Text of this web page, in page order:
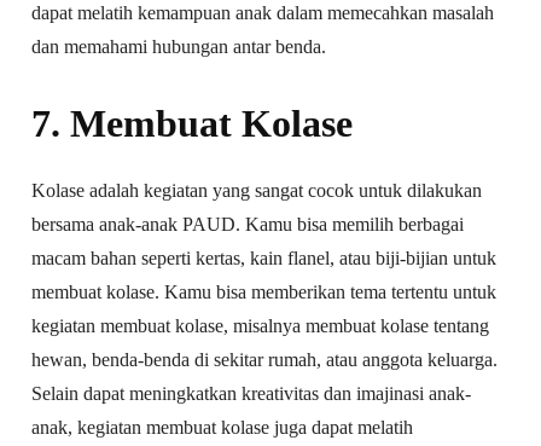
dapat melatih kemampuan anak dalam memecahkan masalah
dan memahami hubungan antar benda.
7. Membuat Kolase
Kolase adalah kegiatan yang sangat cocok untuk dilakukan
bersama anak-anak PAUD. Kamu bisa memilih berbagai
macam bahan seperti kertas, kain flanel, atau biji-bijian untuk
membuat kolase. Kamu bisa memberikan tema tertentu untuk
kegiatan membuat kolase, misalnya membuat kolase tentang
hewan, benda-benda di sekitar rumah, atau anggota keluarga.
Selain dapat meningkatkan kreativitas dan imajinasi anak-
anak, kegiatan membuat kolase juga dapat melatih